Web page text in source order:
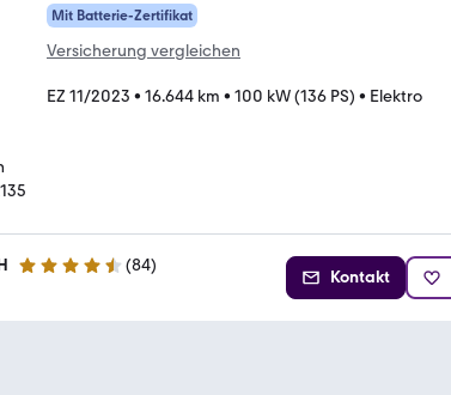
Mit Batterie-Zertifikat
Versicherung vergleichen
EZ 11/2023 • 16.644 km • 100 kW (136 PS) • Elektro
4.4 Sterne (84)
Kontakt